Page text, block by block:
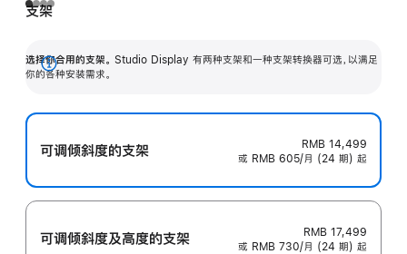
支架
选择你合用的支架。 Studio Display 有两种支架和一种支架转换器可选，以满足
你的各种安装需求。
展
可调倾斜度的支架
RMB 14,499
或 RMB 605/月 (24 期) 起
可调倾斜度及高‍度的支‍架
RMB 17,499
或 RMB 730/月 (24 期) 起